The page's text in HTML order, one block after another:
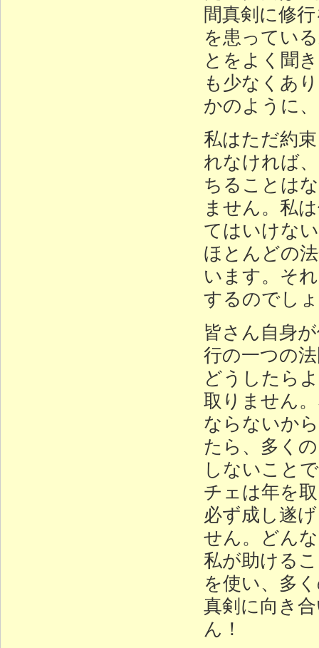
間真剣に修
を患ってい
とをよく聞
も少なくあ
かのように
私はただ約
れなければ
ちることは
ません。私
てはいけな
ほとんどの
います。そ
するのでし
皆さん自身
行の一つの
どうしたら
取りません
ならないか
たら、多く
しないこと
チェは年を
必ず成し遂
せん。どん
私が助ける
を使い、多
真剣に向き
ん！